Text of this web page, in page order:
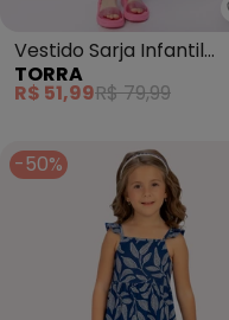
Vestido Sarja Infantil
Curto Três Marias (Azul)
TORRA
R$ 51,99R$ 79,99
-50%